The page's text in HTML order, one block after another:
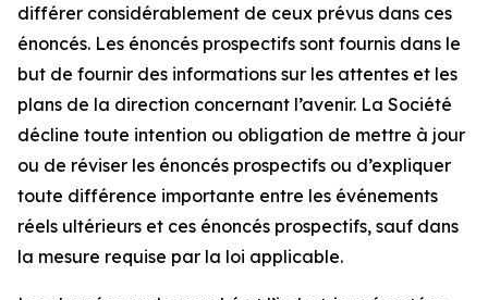
différer considérablement de ceux prévus dans ces
énoncés. Les énoncés prospectifs sont fournis dans le
but de fournir des informations sur les attentes et les
plans de la direction concernant l’avenir. La Société
décline toute intention ou obligation de mettre à jour
ou de réviser les énoncés prospectifs ou d’expliquer
toute différence importante entre les événements
réels ultérieurs et ces énoncés prospectifs, sauf dans
la mesure requise par la loi applicable.